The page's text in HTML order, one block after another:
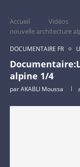
Accueil Vidéos
nouvelle architecture
DOCUMENTAIRE FR
alpine 1/4
parAKABLI Moussa